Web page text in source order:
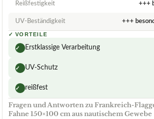
Reißfestigkeit +++
UV-Beständigkeit +++
✓ VORTEILE
✓ Erstklassige Verarbeitung
✓ UV-Schutz
✓ reißfest
Fragen und Antworten zu Frankreich-
Fahne 150×100 cm aus nautischem Gewebe